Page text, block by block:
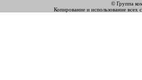
© Группа
Копирование и использование